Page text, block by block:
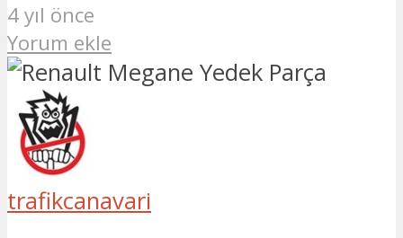
4 yıl önce
Yorum ekle
trafikcanavari